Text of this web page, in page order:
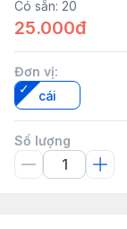
Có sẵn: 20
25.000đ
Đơn vị:
cái
Số lượng